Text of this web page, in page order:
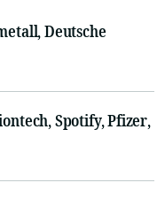
Deutsche
Spotify, Pfizer,